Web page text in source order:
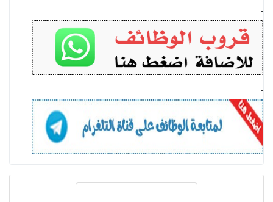
-
-